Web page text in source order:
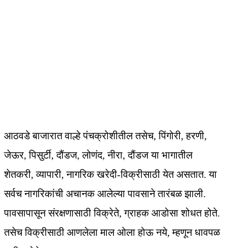
आठवडे बाजारात वाल्हे पंचक्रोशीतील तसेच, पिंगोरी, हरणी,
जेऊर, पिसुर्टी, दौंडज, लोणंद, नीरा, दौंडज या भागातील
शेतकरी, व्यापारी, नागरिक खरेदी-विक्रीसाठी येत असतात. या
सर्वच नागरिकांची अचानक आलेल्या पावसाने तारंबळ झाली.
पावसापासून संरक्षणासाठी विक्रेते, ग्राहक आडोसा शोधत होते.
तसेच विक्रीसाठी आणलेला माल ओला होऊ नये, म्हणून धावपळ